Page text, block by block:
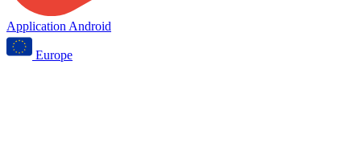
Application Android
Europe